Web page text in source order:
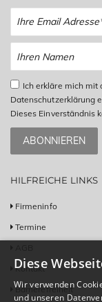
Ich erkläre mich mit
Datenschutzerklärung
Dieses Einverständnis
ABONNIEREN
HILFREICHE LINKS
Firmeninfo
Termine
Kontakt
Barrierefreiheit
Diese
Wir verwenden
und unseren